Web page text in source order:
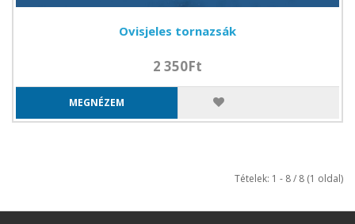
Ovisjeles tornazsák
2 350Ft
MEGNÉZEM
Tételek: 1 - 8 / 8 (1 oldal)